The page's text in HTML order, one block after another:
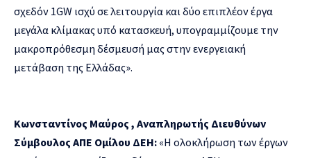
σχεδόν 1GW ισχύ σε λειτουργία και δύο επιπλέον έργα
μεγάλα κλίμακας υπό κατασκευή, υπογραμμίζουμε την
μακροπρόθεσμη δέσμευσή μας στην ενεργειακή
μετάβαση της Ελλάδας».
Κωνσταντίνος Μαύρος , Αναπληρωτής Διευθύνων
Σύμβουλος ΑΠΕ Ομίλου ΔΕΗ: «Η ολοκλήρωση των έργων